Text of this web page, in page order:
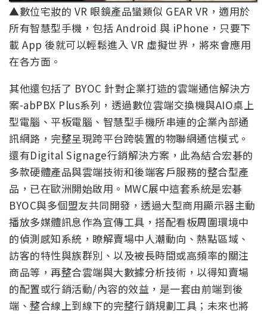
▲數位宅妝的 VR 眼鏡產品蠻類似 GEAR VR，適用於
所有智慧型手機，包括 Android 與 iPhone，只要下
載 App 後就可以輕鬆進入 VR 虛擬世界，將來會應用
在各方面。
其他還包括了 BYOC 針對企業打造的雲端通信解決方
案-abPBX Plus系列，透過數位雲端交換機與AIO桌上
型電腦、平板電腦、智慧型手機所串連的企業內部通
訊網路，完整呈現跨平台跨裝置的物聯網通信模式。
還有Digital Signage行銷解決方案，此為結合宏碁的
多款硬體產品與雲端技術和後端客戶服務的整合型產
品，已在歐洲開始啟用。MWC展中這套系統是宏碁
BYOC與多個盟友共同開發，透過大型商用顯示器主動
播放多媒體訊息作為宣傳工具，搭配看板周圍環境中
的偵測感知系統，瞭解賣場中人潮動向、熱點區域、
訪客的特性與族群別、以及被長時間或高頻率的關注
商品等，再整合雲端與大數據分析技術，以得知賣場
的配置或行銷活動/內容的效益，是一套由前端到後
端、整合線上到線下的完整行銷規劃工具；未來也將